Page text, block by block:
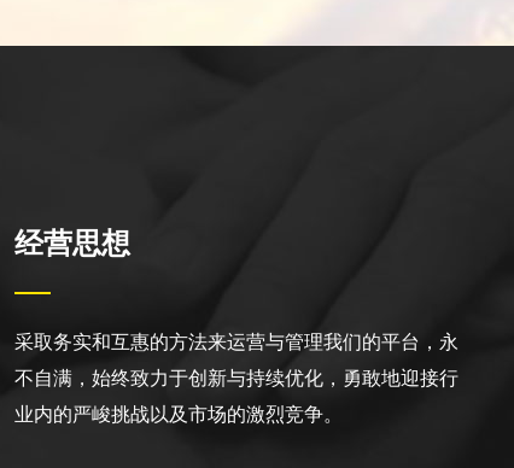
经营思想
采取务实和互惠的方法来运营与管理我们的平台，永
不自满，始终致力于创新与持续优化，勇敢地迎接行
业内的严峻挑战以及市场的激烈竞争。